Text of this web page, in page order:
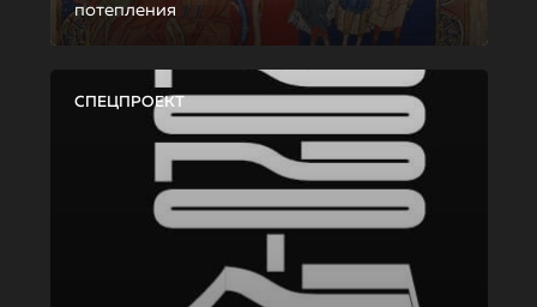
потепления
СПЕЦПРОЕКТ